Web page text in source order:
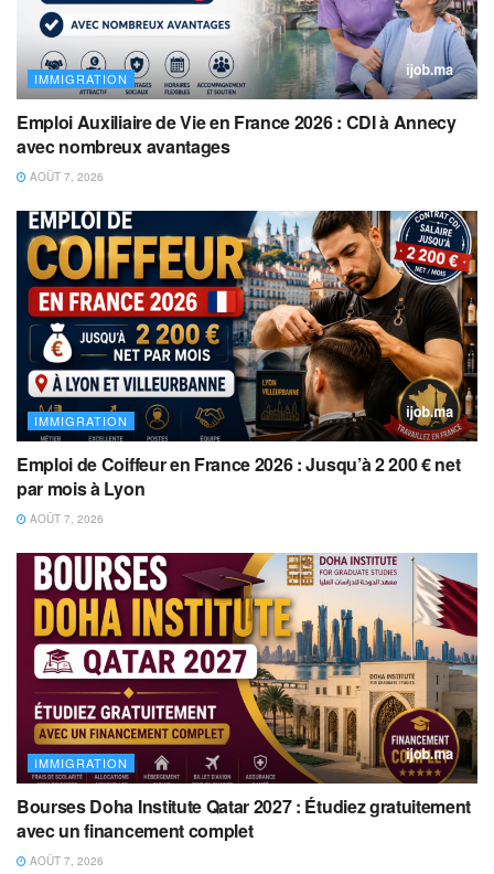
IMMIGRATION
Emploi Auxiliaire de Vie en France 2026 : CDI à Annecy
avec nombreux avantages
AOÛT 7, 2026
IMMIGRATION
Emploi de Coiffeur en France 2026 : Jusqu’à 2 200 € net
par mois à Lyon
AOÛT 7, 2026
IMMIGRATION
Bourses Doha Institute Qatar 2027 : Étudiez gratuitement
avec un financement complet
AOÛT 7, 2026